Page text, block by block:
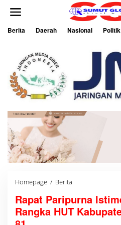
Berita Daerah Nasional
Homepage / Berita
p
a
t
Rapat Paripurna
Rangka HUT